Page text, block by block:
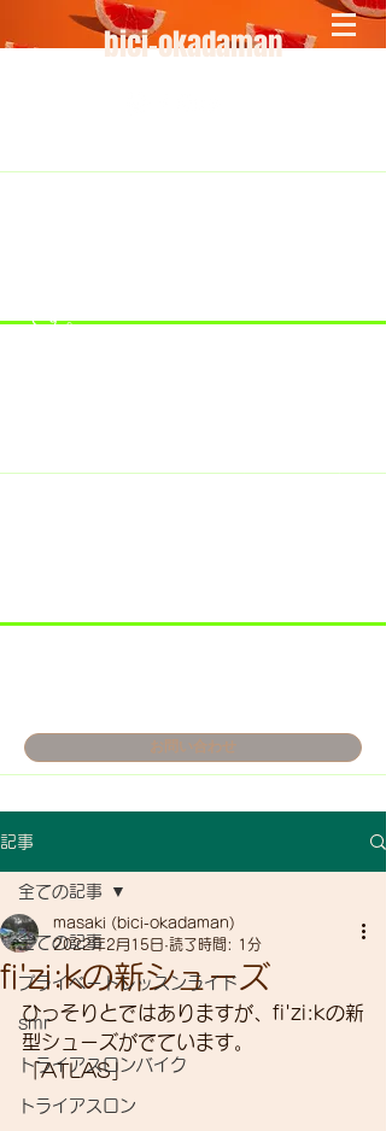
bici-okadaman
です。
お問い合わせ
記事
全ての記事
プライベートレッスンライド
smr
トライアスロンバイク
トライアスロン
全ての記事
fi'zi:kの新シューズ
masaki (bici-okadaman)
2022年2月15日 読了時間: 1分
ひっそりとではありますが、fi'zi:kの新
型シューズがでています。
「ATLAS」